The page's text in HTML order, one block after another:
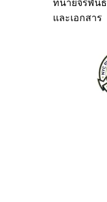
ทนายจิรพันธ์
และเอกสาร